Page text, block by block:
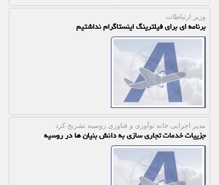
وزیر ارتباطات:
برنامه ای برای فیلترینگ اینستاگرام نداشتیم
مدیر اجرایی خانه نوآوری و فناوری روسیه تشریح كرد
جزییات خدمات تجاری سازی به دانش بنیان ها در روسیه